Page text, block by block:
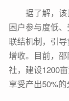
据了解，
困户参与度低
联结机制，引
增收。目前，
社，建设1200
享受产出50%的